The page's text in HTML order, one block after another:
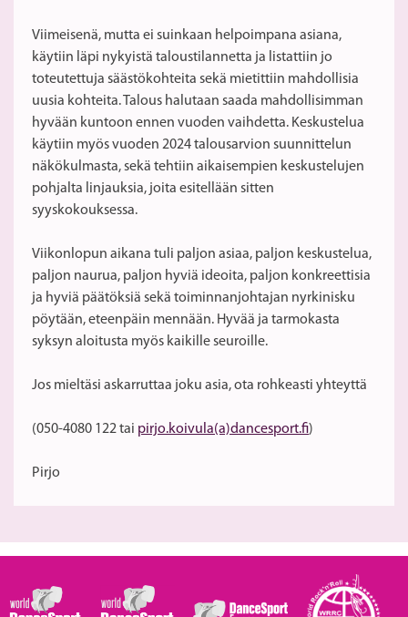
Viimeisenä, mutta ei suinkaan helpoimpana asiana,
käytiin läpi nykyistä taloustilannetta ja listattiin jo
toteutettuja säästökohteita sekä mietittiin mahdollisia
uusia kohteita. Talous halutaan saada mahdollisimman
hyvään kuntoon ennen vuoden vaihdetta. Keskustelua
käytiin myös vuoden 2024 talousarvion suunnittelun
näkökulmasta, sekä tehtiin aikaisempien keskustelujen
pohjalta linjauksia, joita esitellään sitten
syyskokouksessa.
Viikonlopun aikana tuli paljon asiaa, paljon keskustelua,
paljon naurua, paljon hyviä ideoita, paljon konkreettisia
ja hyviä päätöksiä sekä toiminnanjohtajan nyrkinisku
pöytään, eteenpäin mennään. Hyvää ja tarmokasta
syksyn aloitusta myös kaikille seuroille.
Jos mieltäsi askarruttaa joku asia, ota rohkeasti yhteyttä
(050-4080 122 tai pirjo.koivula(a)dancesport.fi)
Pirjo